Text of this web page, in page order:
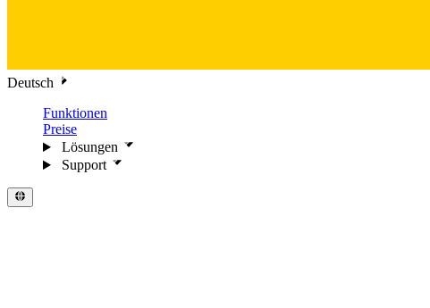
Deutsch
Funktionen
Preise
Lösungen
Support